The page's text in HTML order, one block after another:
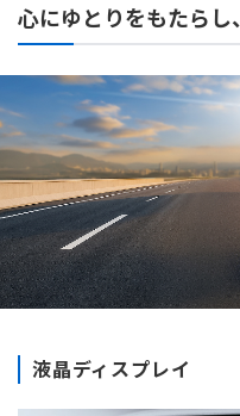
心にゆとりをもたらし、
液晶ディスプレイ